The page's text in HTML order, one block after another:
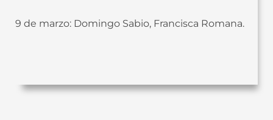
9 de marzo: Domingo Sabio, Francisca Romana.